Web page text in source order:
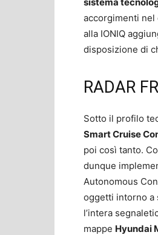
accorgimenti nel
alla IONIQ
disposizione di
RADAR
Sotto il profilo
Smart Cruise
poi così tanto.
dunque
Autonomous
oggetti intorno a
l’intera
mappe Hyundai